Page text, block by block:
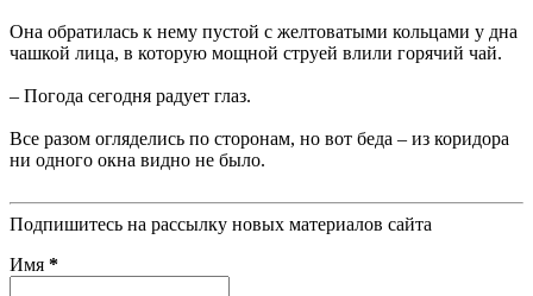
Она обратилась к нему пустой с желтоватыми кольцами у дна
чашкой лица, в которую мощной струей влили горячий чай.
– Погода сегодня радует глаз.
Все разом огляделись по сторонам, но вот беда – из коридора
ни одного окна видно не было.
Подпишитесь на рассылку новых материалов сайта
Имя *